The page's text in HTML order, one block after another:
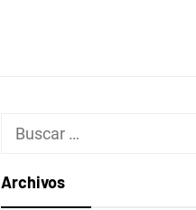
Buscar:
Archivos